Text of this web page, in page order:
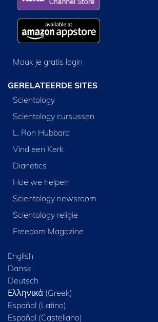
Maak je gratis login
GERELATEERDE SITES
Scientology
Scientology cursussen
L. Ron Hubbard
Vind een Kerk
Dianetics
Hoe we helpen
Scientology newsroom
Scientology religie
Freedom Magazine
English
Dansk
Deutsch
Ελληνικά (Greek)
Español (Latino)
Español (Castellano)